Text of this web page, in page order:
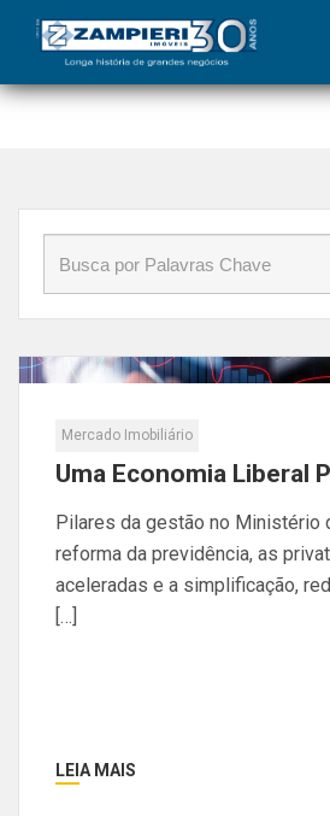
Início»Blog»governo
Mercado Imobiliário
Uma Economia Liberal
Pilares da gestão no Ministério
reforma da previdência, as
aceleradas e a simplificação,
[…]
LEIA MAIS